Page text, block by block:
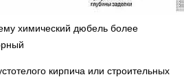
химический дюбель более
кирпича или строительных